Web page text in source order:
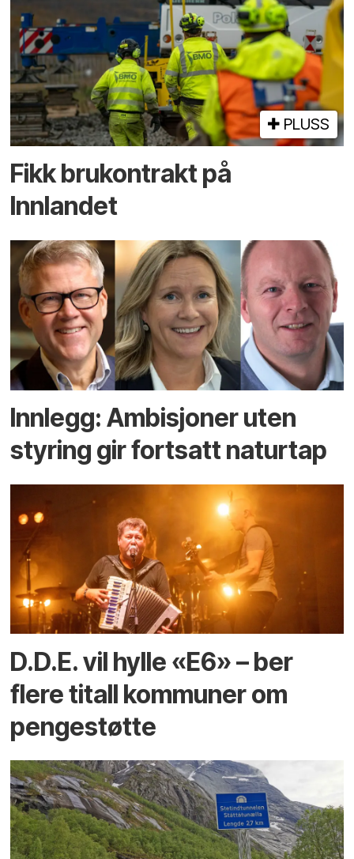
PLUSS
Fikk brukontrakt på
Innlandet
Innlegg: Ambisjoner uten
styring gir fortsatt naturtap
D.D.E. vil hylle «E6» – ber
flere titall kommuner om
pengestøtte